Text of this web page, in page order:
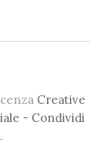
Creative
- Condividi
.